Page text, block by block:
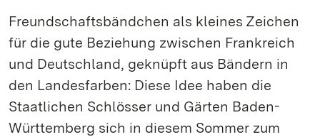
Freundschaftsbändchen als kleines Zeichen
für die gute Beziehung zwischen Frankreich
und Deutschland, geknüpft aus Bändern in
den Landesfarben: Diese Idee haben die
Staatlichen Schlösser und Gärten Baden-
Württemberg sich in diesem Sommer zum